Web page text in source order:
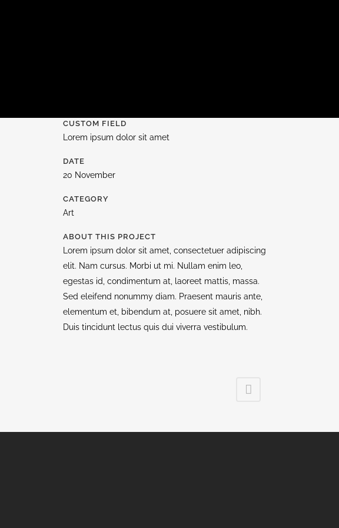
CUSTOM FIELD
Lorem ipsum dolor sit amet
DATE
20 November
CATEGORY
Art
ABOUT THIS PROJECT
Lorem ipsum dolor sit amet, consectetuer adipiscing
elit. Nam cursus. Morbi ut mi. Nullam enim leo,
egestas id, condimentum at, laoreet mattis, massa.
Sed eleifend nonummy diam. Praesent mauris ante,
elementum et, bibendum at, posuere sit amet, nibh.
Duis tincidunt lectus quis dui viverra vestibulum.